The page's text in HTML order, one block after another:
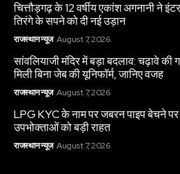
चित्तौड़गढ़ के 12 वर्षीय एकांश अगनानी ने
तिरंगे के सपने को दी नई उड़ान
राजस्थान न्यूज August 7, 2026
सांवलियाजी मंदिर में बड़ा बदलाव: चढ़ावे की
मिली बिना जेब की यूनिफॉर्म, जानिए वजह
राजस्थान न्यूज August 7, 2026
LPG KYC के नाम पर जबरन पाइप बेचने
उपभोक्ताओं को बड़ी राहत
राजस्थान न्यूज August 7, 2026